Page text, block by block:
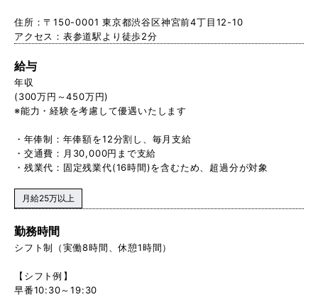
住所：〒150-0001 東京都渋谷区神宮前4丁目12-10
アクセス：表参道駅より徒歩2分
給与
年収
(300万円～450万円)
※能力・経験を考慮して優遇いたします
・年俸制：年俸額を12分割し、毎月支給
・交通費：月30,000円まで支給
・残業代：固定残業代(16時間)を含むため、超過分が対象
月給25万以上
勤務時間
シフト制（実働8時間、休憩1時間）
【シフト例】
早番10:30～19:30